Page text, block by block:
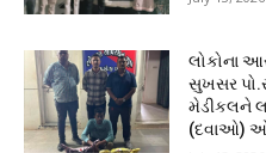
લોકોના
સુખસર
મેડીકલને
(દવાઓ)